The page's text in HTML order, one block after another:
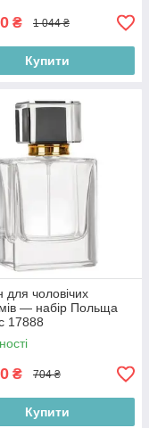
₴ 1 044 ₴
Купити
для чоловічих
— набір Польща
17888
₴ 704 ₴
Купити